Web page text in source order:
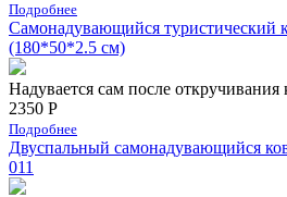
Подробнее
Самонадувающийся туристический
(180*50*2.5 см)
Надувается сам после откручивания
2350 Р
Подробнее
Двуспальный самонадувающийся
011